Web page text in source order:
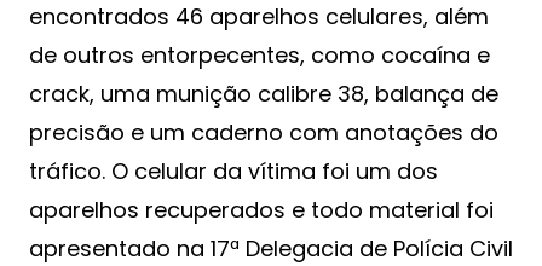
encontrados 46 aparelhos celulares, além
de outros entorpecentes, como cocaína e
crack, uma munição calibre 38, balança de
precisão e um caderno com anotações do
tráfico. O celular da vítima foi um dos
aparelhos recuperados e todo material foi
apresentado na 17ª Delegacia de Polícia Civil